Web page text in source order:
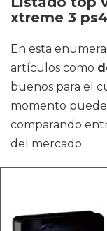
xtreme 3 ps4
En esta
artículos como
buenos para el
momento
comparando
del mercado.